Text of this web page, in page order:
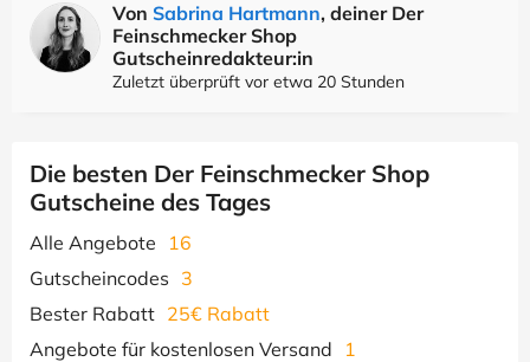
Von Sabrina Hartmann, deiner Der
Feinschmecker Shop
Gutscheinredakteur:in
Zuletzt überprüft vor etwa 20 Stunden
Die besten Der Feinschmecker Shop
Gutscheine des Tages
Alle Angebote
16
Gutscheincodes 3
Bester Rabatt 25€ Rabatt
Angebote für kostenlosen Versand
1